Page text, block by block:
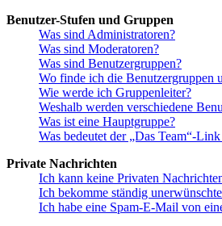
Benutzer-Stufen und Gruppen
Was sind Administratoren?
Was sind Moderatoren?
Was sind Benutzergruppen?
Wo finde ich die Benutzergruppen
Wie werde ich Gruppenleiter?
Weshalb werden verschiedene
Was ist eine Hauptgruppe?
Was bedeutet der „Das Team“-
Private Nachrichten
Ich kann keine Privaten
Ich bekomme ständig
Ich habe eine Spam-E-Mail von